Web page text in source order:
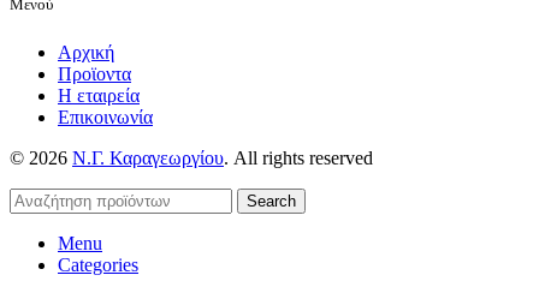
Μενού
Αρχική
Προϊοντα
Η εταιρεία
Επικοινωνία
© 2026 Ν.Γ. Καραγεωργίου. All rights reserved
Search
Menu
Categories